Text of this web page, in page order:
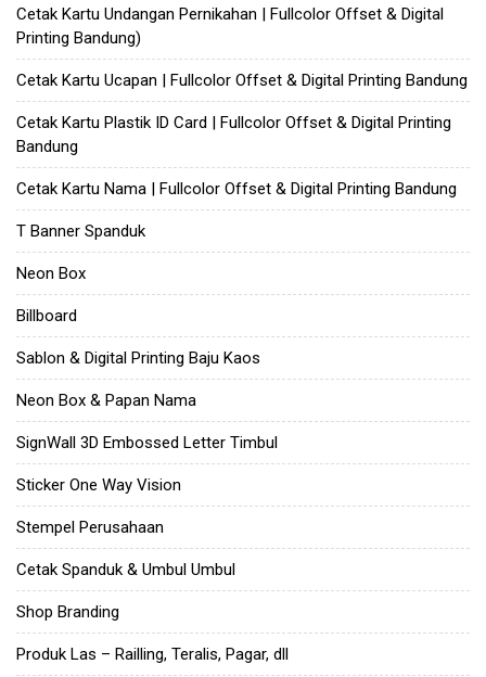
Cetak Kartu Undangan Pernikahan | Fullcolor Offset & Digital
Printing Bandung)
Cetak Kartu Ucapan | Fullcolor Offset & Digital Printing Bandung
Cetak Kartu Plastik ID Card | Fullcolor Offset & Digital Printing
Bandung
Cetak Kartu Nama | Fullcolor Offset & Digital Printing Bandung
T Banner Spanduk
Neon Box
Billboard
Sablon & Digital Printing Baju Kaos
Neon Box & Papan Nama
SignWall 3D Embossed Letter Timbul
Sticker One Way Vision
Stempel Perusahaan
Cetak Spanduk & Umbul Umbul
Shop Branding
Produk Las – Railling, Teralis, Pagar, dll